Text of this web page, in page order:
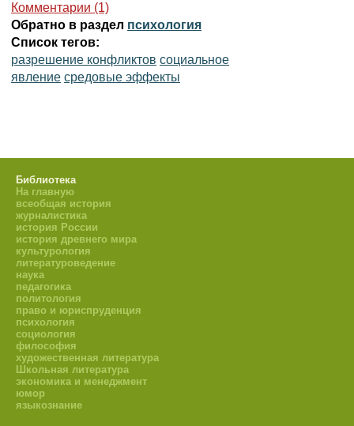
Комментарии (1)
Обратно в раздел психология
Список тегов:
разрешение конфликтов социальное
явление средовые эффекты
Библиотека
На главную
всеобщая история
журналистика
история России
история древнего мира
культурология
литературоведение
наука
педагогика
политология
право и юриспруденция
психология
социология
философия
художественная литература
Школьная литература
экономика и менеджмент
юмор
языкознание